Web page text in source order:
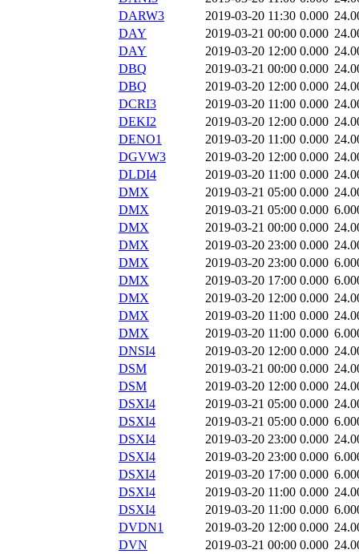
DARW3
2019-03-20 11:30 0.000
DAY
2019-03-21 00:00 0.000
DAY
2019-03-20 12:00 0.000
DBQ
2019-03-21 00:00 0.000
DBQ
2019-03-20 12:00 0.000
DCRI3
2019-03-20 11:00 0.000
DEKI2
2019-03-20 12:00 0.000
DENO1
2019-03-20 11:00 0.000
DGVW3
2019-03-20 12:00 0.000
DLDI4
2019-03-20 11:00 0.000
DMX
2019-03-21 05:00 0.000
DMX
2019-03-21 05:00 0.000
DMX
2019-03-21 00:00 0.000
DMX
2019-03-20 23:00 0.000
DMX
2019-03-20 23:00 0.000
DMX
2019-03-20 17:00 0.000
DMX
2019-03-20 12:00 0.000
DMX
2019-03-20 11:00 0.000
DMX
2019-03-20 11:00 0.000
DNSI4
2019-03-20 12:00 0.000
DSM
2019-03-21 00:00 0.000
DSM
2019-03-20 12:00 0.000
DSXI4
2019-03-21 05:00 0.000
DSXI4
2019-03-21 05:00 0.000
DSXI4
2019-03-20 23:00 0.000
DSXI4
2019-03-20 23:00 0.000
DSXI4
2019-03-20 17:00 0.000
DSXI4
2019-03-20 11:00 0.000
DSXI4
2019-03-20 11:00 0.000
DVDN1
2019-03-20 12:00 0.000
DVN
2019-03-21 00:00 0.000